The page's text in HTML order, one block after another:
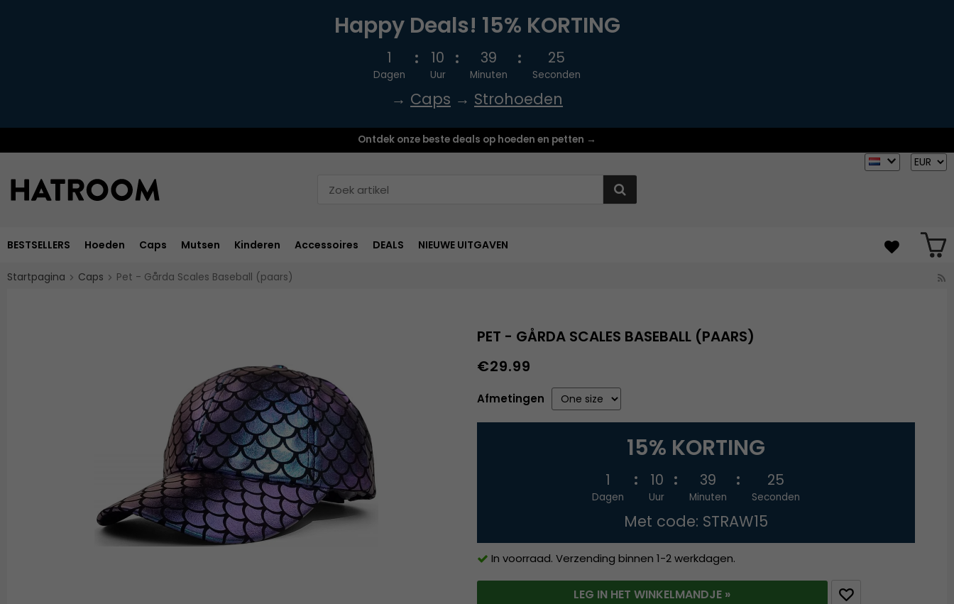
Happy Deals! 15% KORTING
1
Dagen
10
Uur
39
Minuten
24
Seconden
→ Caps → Strohoeden
Ontdek onze beste deals op hoeden en petten →
BESTSELLERS Hoeden Caps Mutsen Kinderen Accessoires DEALS NIEUWE UITGAVEN
Startpagina Caps Pet - Gårda Scales Baseball (paars)
PET - GÅRDA SCALES BASEBALL (PAARS)
€29.99
Afmetingen
15% KORTING
1
Dagen
10
Uur
39
Minuten
24
Seconden
Met code: STRAW15
In voorraad. Verzending binnen 1-2 werkdagen.
LEG IN HET WINKELMANDJE »